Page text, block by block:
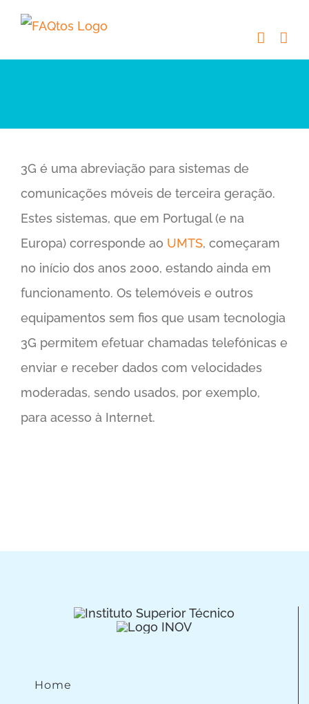
Skip
content
3G é uma abreviação para sistemas de
comunicações móveis de terceira geração.
Estes sistemas, que em Portugal (e na
Europa) corresponde ao UMTS, começaram
no início dos anos 2000, estando ainda em
funcionamento. Os telemóveis e outros
equipamentos sem fios que usam tecnologia
3G permitem efetuar chamadas telefónicas e
enviar e receber dados com velocidades
moderadas, sendo usados, por exemplo,
para acesso à Internet.
Home